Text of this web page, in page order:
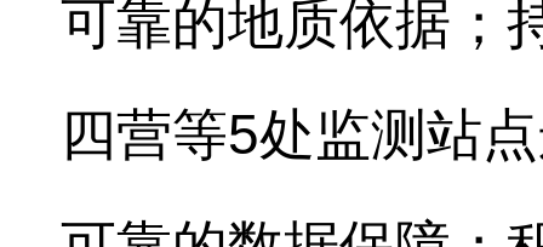
可靠的地质依据；
四营等5处监测站